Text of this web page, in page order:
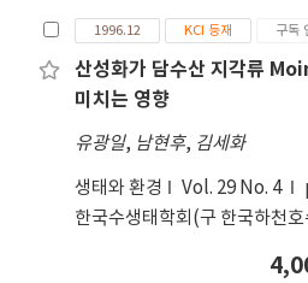
개체군을 형성하였으며 D.
T. hyalinus, C. vicinus도 각
체, 7,250개체, 6,714개체 및
관찰되었다. 동물플랑크톤군
1996년 5, 6월을 제외하고는
1996.12 KCI 등재 구독
산성화가 담수산 지각류
미치는 영향
유광일, 남현후, 김세화
생태와 환경 Vol. 29 No. 4
한국수생태학회(구 한국하천